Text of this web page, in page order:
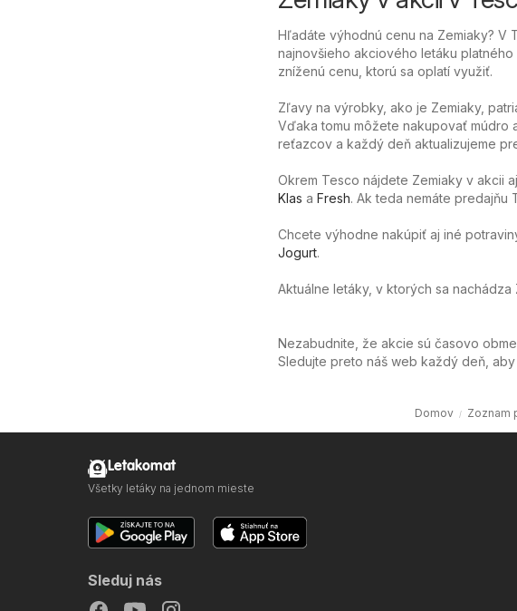
Hľadáte výhodnú cenu na Zemiaky?
najnovšieho akciového letáku platného
zníženú cenu, ktorú sa oplatí využiť.
Zľavy na výrobky, ako je Zemiaky,
Vďaka tomu môžete nakupovať
reťazcov a každý deň aktualizujeme
Okrem Tesco nájdete Zemiaky v akcii
Klas a Fresh. Ak teda nemáte predajňu
Chcete výhodne nakúpiť aj iné
Jogurt.
Aktuálne letáky, v ktorých sa
Nezabudnite, že akcie sú časovo
Sledujte preto náš web každý deň,
Domov Zoznam
Letakomat
Všetky letáky na jednom mieste
Sleduj nás